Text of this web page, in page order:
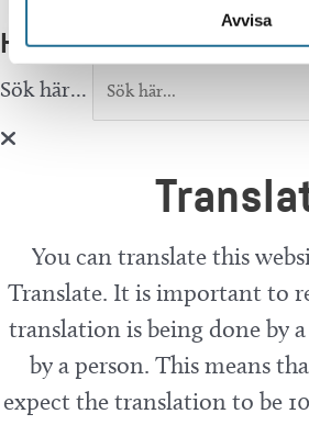
Avvisa
Hittar du inte vad du
Sök här...
You can translate this
Translate. It is important to
translation is being done by
by a person. This means
expect the translation to be